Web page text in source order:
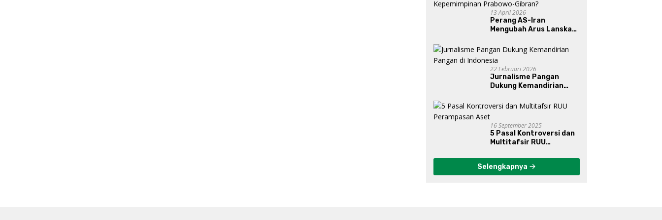
13 April 2026
Perang AS-Iran
Mengubah Arus Lanskap
Bawah Kepemimpinan
Prabowo-Gibran?
22 Februari 2026
Jurnalisme Pangan
Dukung Kemandirian
16 September 2025
5 Pasal Kontroversi dan
Multitafsir RUU
Selengkapnya